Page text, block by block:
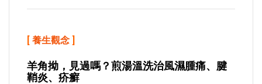
[ 養生觀念 ]
羊角拗，見過嗎？煎湯溫洗治風濕腫痛、腱
鞘炎、疥癬